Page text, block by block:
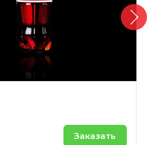
Заказать